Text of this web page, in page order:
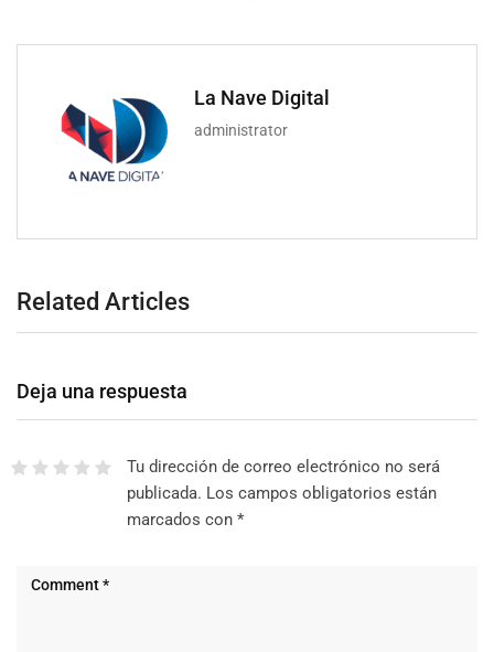
La Nave Digital
administrator
Related Articles
Deja una respuesta
Tu dirección de correo electrónico no será
publicada. Los campos obligatorios están
marcados con *